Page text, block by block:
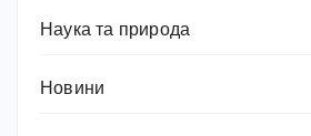
Наука та природа
Новини